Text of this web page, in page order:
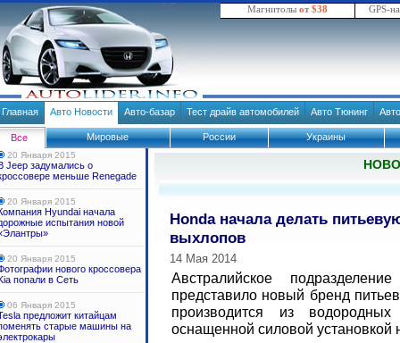
Магнитолы от $38 GPS-
Главная Авто Новости Авто-базар Тест драйв автомобилей Авто Тюнинг
Все Мировые России Украины
20 Января 2015
Jeep задумались о
меньше Renegade
20 Января 2015
Hyundai начала
испытания новой
20 Января 2015
нового кроссовера
попали в Сеть
06 Января 2015
предложит китайцам
старые машины на
Honda начала делать
выхлопов
14 Мая 2014
Австралийское
представило новый бренд
производится из
оснащенной силовой установкой